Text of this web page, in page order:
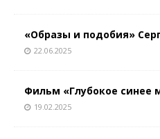
«Образы и подобия»
22.06.2025
Фильм «Глубокое синее
19.02.2025